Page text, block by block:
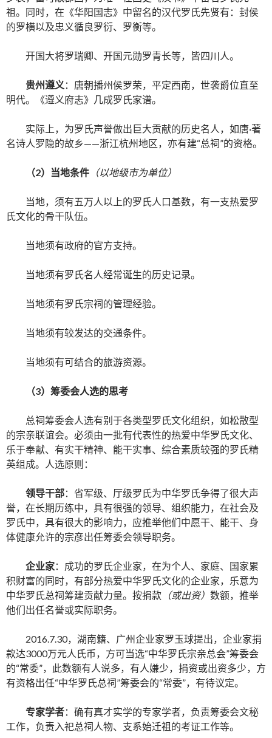
祖。同时，在《华阳国志》中留名的汉代罗氏先贤有：封侯
的罗横以及忠义循良罗衍、罗衡等。
开国大将罗瑞卿、开国元勋罗青长等，皆四川人。
贵州遵义 ：唐朝播州侯罗荣，平定西南，世袭爵位直至
明代。《遵义府志》几成罗氏家谱。
实际上，为罗氏声誉做出巨大贡献的历史名人，如唐·著
名诗人罗隐的故乡——浙江杭州地区，亦有建“总祠”的资格。
（2）当地条件 （以地级市为单位）
当地，须有五万人以上的罗氏人口基数，有一支热爱罗
氏文化的骨干队伍。
当地须有政府的官方支持。
当地须有罗氏名人经常诞生的历史记录。
当地须有罗氏宗祠的管理经验。
当地须有较发达的交通条件。
当地须有可结合的旅游资源。
（3）筹委会人选的思考
总祠筹委会人选有别于各类型罗氏文化组织，如松散型
的宗亲联谊会。必须由一批有代表性的热爱中华罗氏文化、
乐于奉献、有实干精神、能干实事、综合素质较强的罗氏精
英组成。人选原则：
领导干部：省军级、厅级罗氏为中华罗氏争得了很大声
誉，在长期历练中，具有很强的领导、组织能力，在社会及
罗氏中，具有很大的影响力，应推举他们中愿干、能干、身
体健康允许的宗彦出任筹委会领导职务。
企业家：成功的罗氏企业家，在为个人、家庭、国家累
积财富的同时，有部分热爱中华罗氏文化的企业家，乐意为
中华罗氏总祠筹建贡献力量。按捐款 （或出资） 数额，推举
他们出任名誉或实际职务。
2016.7.30，湖南籍、广州企业家罗玉球提出，企业家捐
款达3000万元人氏币，方可当选“中华罗氏宗亲总会”筹委会
的“常委”，此数额有人说多，有人嫌少，捐资或出资多少，方
有资格出任“中华罗氏总祠”筹委会的“常委”，有待议定。
专家学者：确有真才实学的专家学者，负责筹委会文秘
工作，负责入祀总祠人物、支系始迁祖的考证工作等。